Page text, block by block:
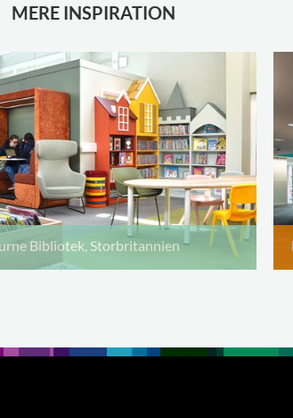
MERE INSPIRATION
Bibliotek, Storbritannien